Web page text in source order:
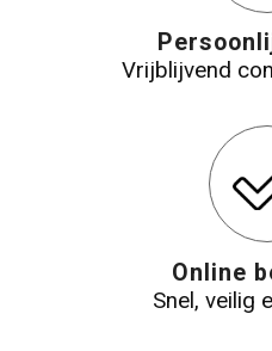
Vrijblijvend
Online
Snel, veilig